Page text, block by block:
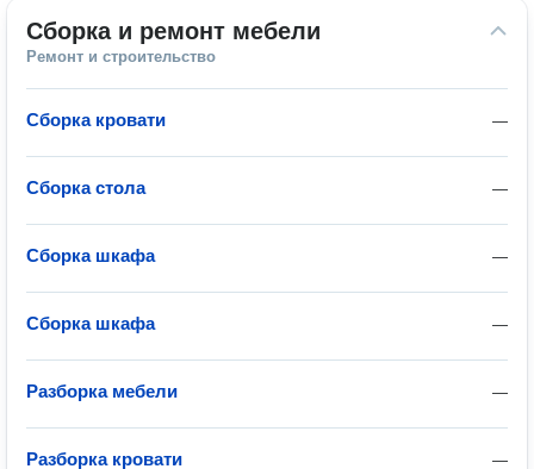
Сборка и ремонт мебели
Ремонт и строительство
—
Сборка кровати
—
Сборка стола
—
Сборка шкафа
—
Сборка шкафа
—
Разборка мебели
—
Разборка кровати